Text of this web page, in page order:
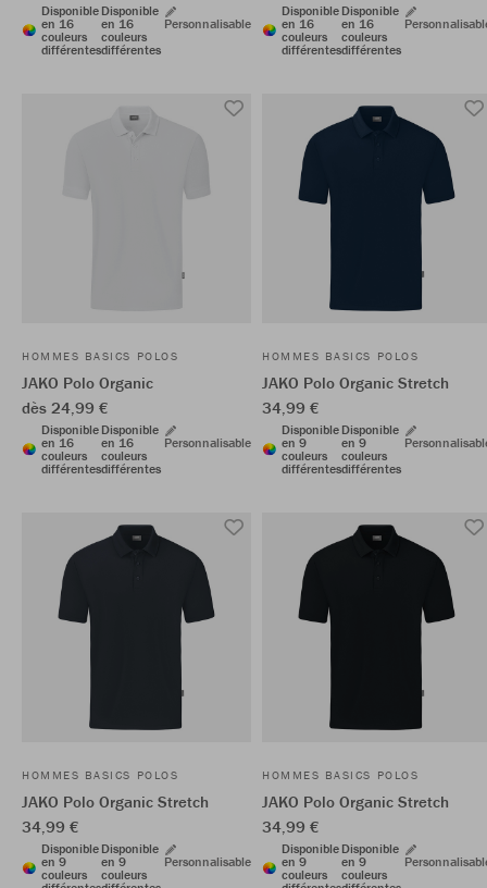
Disponible
en 16
couleurs
différentes
Disponible
en 16
couleurs
différentes
Personnalisable
Disponible
en 16
couleurs
différentes
Disponible
en 16
couleurs
différentes
HOMMES BASICS POLOS
JAKO Polo Organic
dès 24,99 €
Disponible
en 16
couleurs
différentes
Disponible
en 16
couleurs
différentes
Personnalisable
HOMMES BASICS POLOS
JAKO Polo Organic Stretch
34,99 €
Disponible
en 9
couleurs
différentes
Disponible
en 9
couleurs
différentes
HOMMES BASICS POLOS
JAKO Polo Organic Stretch
34,99 €
Disponible
en 9
couleurs
Disponible
en 9
couleurs
Personnalisable
HOMMES BASICS POLOS
JAKO Polo Organic Stretch
34,99 €
Disponible
en 9
couleurs
Disponible
en 9
couleurs